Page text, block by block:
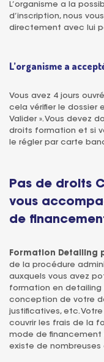
L’organisme a la
d’inscription, nous
directement avec lui
L’organisme a
Vous avez 4 jours
cela vérifier le dossier
Valider ». Vous devez
droits formation et si
le régler par carte
Pas de droits
vous
de
Formation Detailing
de la procédure
auxquels vous avez
formation en detailing
conception de votre
justificatives, etc.
couvrir les frais de la
mode de financement
existe de nombreuses